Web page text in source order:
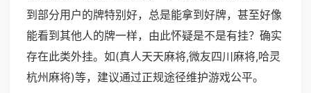
到部分用户的牌特别好，总是能拿到好牌，甚至好像
能看到其他人的牌一样，由此怀疑是不是有挂？确实
存在此类外挂。如(真人天天麻将,微友四川麻将,哈灵
杭州麻将)等，建议通过正规途径维护游戏公平。